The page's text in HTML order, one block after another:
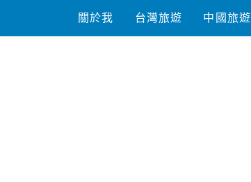
content
關於我 台灣旅遊 中國旅遊